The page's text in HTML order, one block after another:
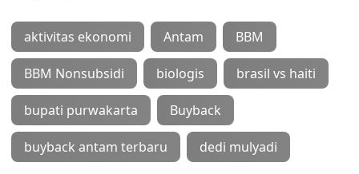
aktivitas ekonomi Antam BBM
BBM Nonsubsidi biologis brasil vs haiti
bupati purwakarta Buyback
buyback antam terbaru dedi mulyadi